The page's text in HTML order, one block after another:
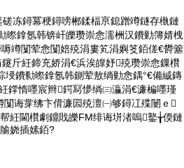
冻鐞冪稉鐞嗙郴鍒楅亰鎴蹭竴鐩存槸鏈
暩鎿氬韩锛屽皪瓒崇悆濡栦汉鐨勭簿婧栧
竴闅荤悆闅婄殑涓婁笂涓嬩笅銆傞€欎簺
斤紝鍗充娇涓€浜涘皥妤殑瓒崇悆鏁欑
鐨勬暩鎿氬韩鍘荤敖绱勭悆鍝°€備絾鏄
鐣惰嚜宸辫鍔冩懜绱㈢灜涓€濂楄嚜瑾
诲牚绋卞偝濂囩殑澶㈠够鐞冮殜闄ｅ
紝閫欑劇鐤戝皪FM绯诲垪渚嗚鐜╁偄鏈
娆插嫊銆?